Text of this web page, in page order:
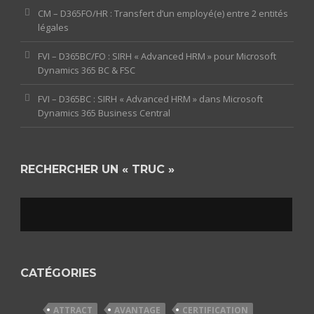
CM – D365FO/HR : Transfert d’un employé(e) entre 2 entités
légales
FVI – D365BC/FO : SIRH « Advanced HRM » pour Microsoft
Dynamics 365 BC & FSC
FVI – D365BC : SIRH « Advanced HRM » dans Microsoft
Dynamics 365 Business Central
RECHERCHER UN « TRUC »
CATÉGORIES
ATTRACT AVANTAGE CERTIFICATION